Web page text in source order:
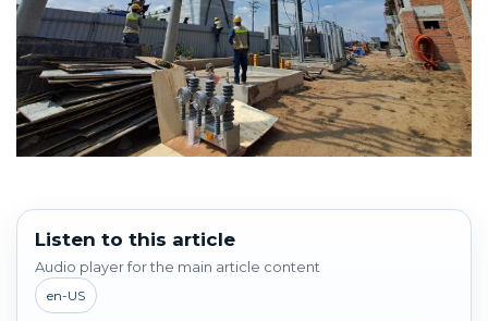
Listen to this article
Audio player for the main article content
en-US